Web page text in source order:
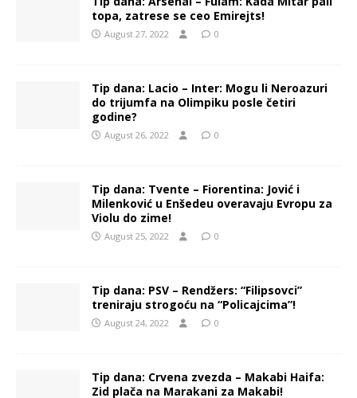
topa, zatrese se ceo Emirejts!
August 27, 2022 0
Tip dana: Lacio – Inter: Mogu li Neroazuri
do trijumfa na Olimpiku posle četiri
godine?
August 26, 2022 0
Tip dana: Tvente – Fiorentina: Jović i
Milenković u Enšedeu overavaju Evropu za
Violu do zime!
August 25, 2022 0
Tip dana: PSV – Rendžers: “Filipsovci”
treniraju strogoću na “Policajcima”!
August 24, 2022 0
Tip dana: Crvena zvezda – Makabi Haifa:
Zid plača na Marakani za Makabi!